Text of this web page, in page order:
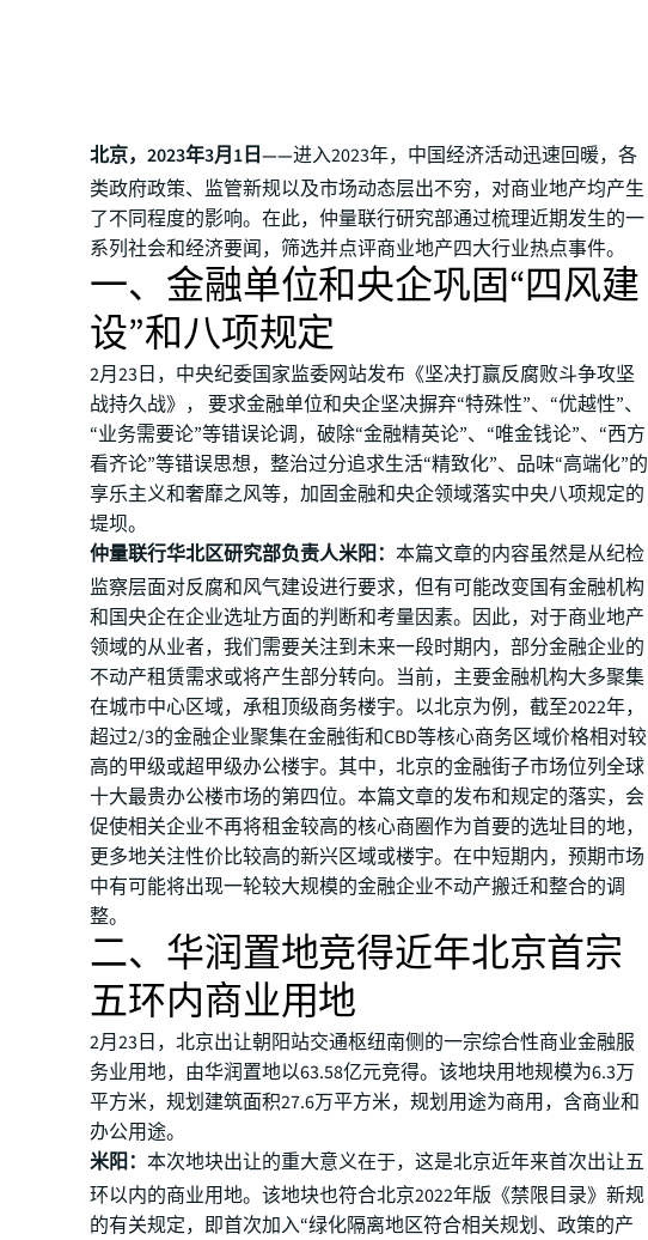
北京，2023年3月1日——进入2023年，中国经济活动迅速回暖，各
类政府政策、监管新规以及市场动态层出不穷，对商业地产均产生
了不同程度的影响。在此，仲量联行研究部通过梳理近期发生的一
系列社会和经济要闻，筛选并点评商业地产四大行业热点事件。
一、金融单位和央企巩固“四风建
设”和八项规定
2月23日，中央纪委国家监委网站发布《坚决打赢反腐败斗争攻坚
战持久战》， 要求金融单位和央企坚决摒弃“特殊性”、“优越性”、
“业务需要论”等错误论调，破除“金融精英论”、“唯金钱论”、“西方
看齐论”等错误思想，整治过分追求生活“精致化”、品味“高端化”的
享乐主义和奢靡之风等，加固金融和央企领域落实中央八项规定的
堤坝。
仲量联行华北区研究部负责人米阳：本篇文章的内容虽然是从纪检
监察层面对反腐和风气建设进行要求，但有可能改变国有金融机构
和国央企在企业选址方面的判断和考量因素。因此，对于商业地产
领域的从业者，我们需要关注到未来一段时期内，部分金融企业的
不动产租赁需求或将产生部分转向。当前，主要金融机构大多聚集
在城市中心区域，承租顶级商务楼宇。以北京为例，截至2022年，
超过2/3的金融企业聚集在金融街和CBD等核心商务区域价格相对较
高的甲级或超甲级办公楼宇。其中，北京的金融街子市场位列全球
十大最贵办公楼市场的第四位。本篇文章的发布和规定的落实，会
促使相关企业不再将租金较高的核心商圈作为首要的选址目的地，
更多地关注性价比较高的新兴区域或楼宇。在中短期内，预期市场
中有可能将出现一轮较大规模的金融企业不动产搬迁和整合的调
整。
二、华润置地竞得近年北京首宗
五环内商业用地
2月23日，北京出让朝阳站交通枢纽南侧的一宗综合性商业金融服
务业用地，由华润置地以63.58亿元竞得。该地块用地规模为6.3万
平方米，规划建筑面积27.6万平方米，规划用途为商用，含商业和
办公用途。
米阳：本次地块出让的重大意义在于，这是北京近年来首次出让五
环以内的商业用地。该地块也符合北京2022年版《禁限目录》新规
的有关规定，即首次加入“绿化隔离地区符合相关规划、政策的产